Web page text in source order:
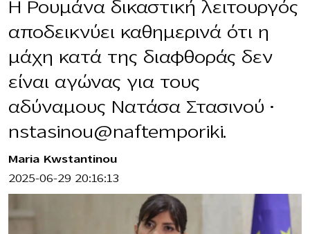
Η Ρουμάνα δικαστική λειτουργός
αποδεικνύει καθημερινά ότι η
μάχη κατά της διαφθοράς δεν
είναι αγώνας για τους
αδύναμους Νατάσα Στασινού •
nstasinou@naftemporiki.
Maria Kwstantinou
2025-06-29 20:16:13